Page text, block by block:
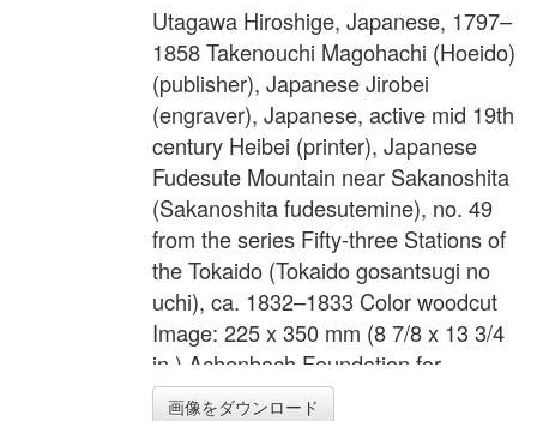
Utagawa Hiroshige, Japanese, 1797–
1858 Takenouchi Magohachi (Hoeido)
(publisher), Japanese Jirobei
(engraver), Japanese, active mid 19th
century Heibei (printer), Japanese
Fudesute Mountain near Sakanoshita
(Sakanoshita fudesutemine), no. 49
from the series Fifty-three Stations of
the Tokaido (Tokaido gosantsugi no
uchi), ca. 1832–1833 Color woodcut
Image: 225 x 350 mm (8 7/8 x 13 3/4
in.) Achenbach Foundation for
Graphic Arts 1963.30.5203
画像をダウンロード